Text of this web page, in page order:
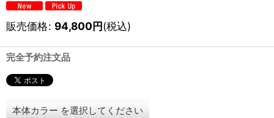
販売価格: 94,800円(税込)
完全予約注文品
本体カラー を選択してください